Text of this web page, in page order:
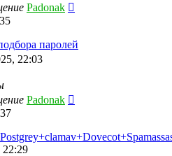
Padonak
паролей
22:03
Padonak
22:29